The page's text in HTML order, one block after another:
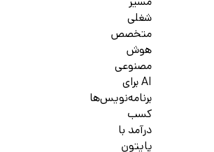
شغلی
متخصص
هوش
مصنوعی
AI برای
برنامه‌نویس‌ها
کسب
درآمد با
پایتون